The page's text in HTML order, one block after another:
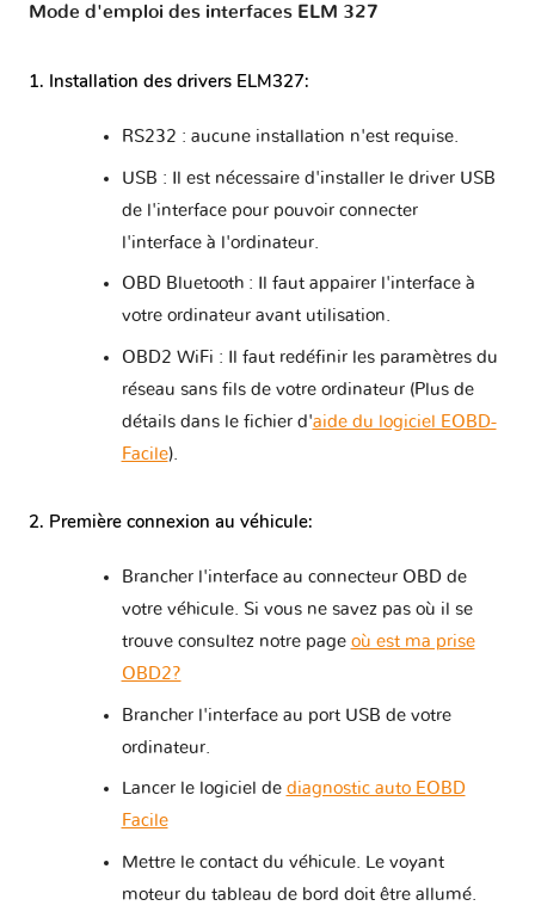
Mode d'emploi des interfaces ELM 327
1. Installation des drivers ELM327:
RS232 : aucune installation n'est requise.
USB : Il est nécessaire d'installer le driver USB
de l'interface pour pouvoir connecter
l'interface à l'ordinateur.
OBD Bluetooth : Il faut appairer l'interface à
votre ordinateur avant utilisation.
OBD2 WiFi : Il faut redéfinir les paramètres du
réseau sans fils de votre ordinateur (Plus de
détails dans le fichier d'aide du logiciel EOBD-
Facile).
2. Première connexion au véhicule:
Brancher l'interface au connecteur OBD de
votre véhicule. Si vous ne savez pas où il se
trouve consultez notre page où est ma prise
OBD2?
Brancher l'interface au port USB de votre
ordinateur.
Lancer le logiciel de diagnostic auto EOBD
Facile
Mettre le contact du véhicule. Le voyant
moteur du tableau de bord doit être allumé.